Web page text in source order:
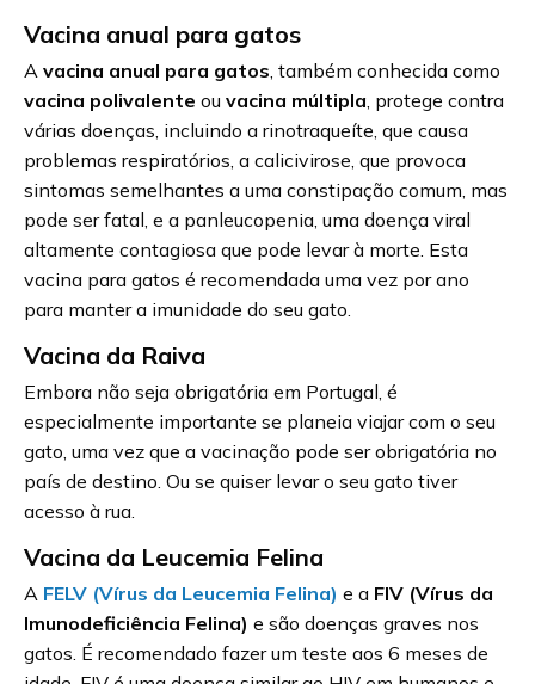
Vacina anual para gatos
A vacina anual para gatos, também conhecida como
vacina polivalente ou vacina múltipla, protege contra
várias doenças, incluindo a rinotraqueíte, que causa
problemas respiratórios, a calicivirose, que provoca
sintomas semelhantes a uma constipação comum, mas
pode ser fatal, e a panleucopenia, uma doença viral
altamente contagiosa que pode levar à morte. Esta
vacina para gatos é recomendada uma vez por ano
para manter a imunidade do seu gato.
Vacina da Raiva
Embora não seja obrigatória em Portugal, é
especialmente importante se planeia viajar com o seu
gato, uma vez que a vacinação pode ser obrigatória no
país de destino. Ou se quiser levar o seu gato tiver
acesso à rua.
Vacina da Leucemia Felina
A FELV (Vírus da Leucemia Felina) e a FIV (Vírus da
Imunodeficiência Felina) e são doenças graves nos
gatos. É recomendado fazer um teste aos 6 meses de